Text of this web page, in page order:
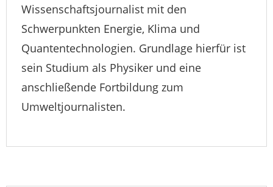
Wissenschaftsjournalist mit den
Schwerpunkten Energie, Klima und
Quantentechnologien. Grundlage hierfür ist
sein Studium als Physiker und eine
anschließende Fortbildung zum
Umweltjournalisten.